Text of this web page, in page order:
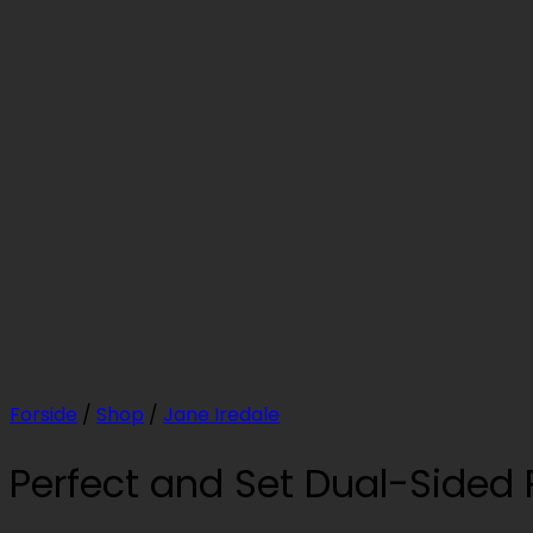
Forside / Shop / Jane Iredale
Perfect and Set Dual-Sided